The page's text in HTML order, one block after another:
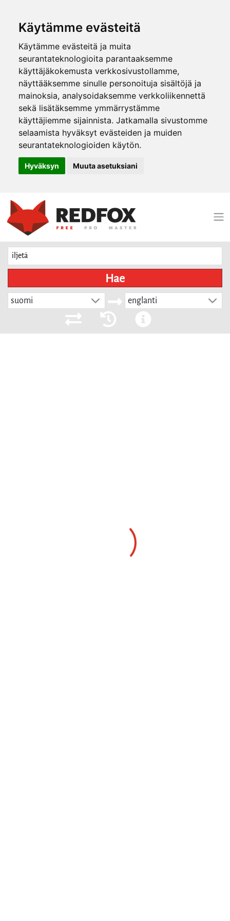
Käytämme evästeitä
Käytämme evästeitä ja muita
seurantateknologioita parantaaksemme
käyttäjäkokemusta verkkosivustollamme,
näyttääksemme sinulle personoituja sisältöjä ja
mainoksia, analysoidaksemme verkkoliikennettä
sekä lisätäksemme ymmärrystämme
käyttäjiemme sijainnista. Jatkamalla sivustomme
selaamista hyväksyt evästeiden ja muiden
seurantateknologioiden käytön.
Hyväksyn Muuta asetuksiani
Hae
suomi englanti